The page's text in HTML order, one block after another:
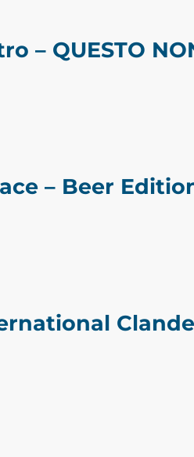
– QUESTO
– Beer